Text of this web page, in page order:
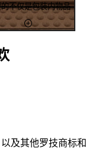
不仅是包装内物品
及其他罗技商标